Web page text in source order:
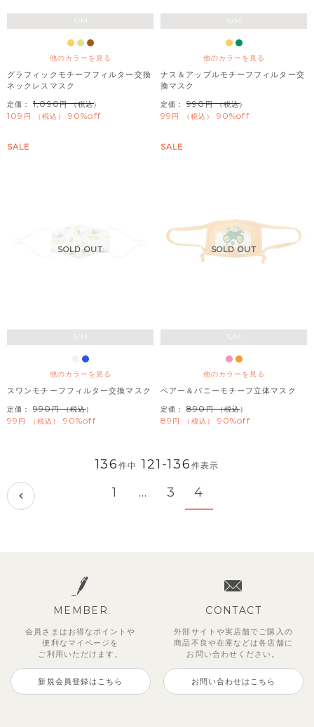
S/M
他のカラーを見る
グラフィックモチーフフィルター交換
ネックレスマスク
定価： 1,090 （税込）
109 税込 90%off
S/M
他のカラーを見る
ナス＆アップルモチーフフィルター交
換マスク
定価： 990 （税込）
99 税込 90%off
S/M
他のカラーを見る
SOLD OUT
SALE
スワンモチーフフィルター交換マスク
定価： 990 （税込）
99 税込 90%off
S/M
他のカラーを見る
SOLD OUT
SALE
ベアー＆バニーモチーフ立体マスク
定価： 890 （税込）
89 税込 90%off
136 件中 121 -136 件表示
1 … 3 4
MEMBER
会員さまはお得なポイントや
便利な マイページを
ご利用いただけます。
新規会員登録はこちら
CONTACT
外部サイトや実店舗でご購入の
商品不良や在庫などは各店舗に
お問い合わせください。
お問い合わせはこちら